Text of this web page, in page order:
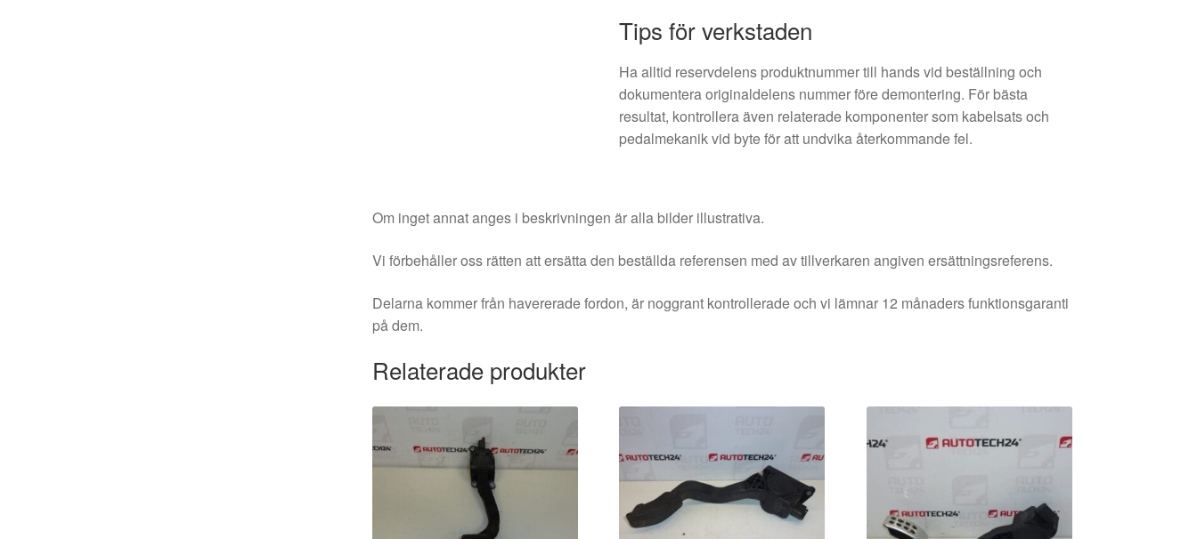
Tips för verkstaden
Ha alltid reservdelens produktnummer till hands vid beställning och
dokumentera originaldelens nummer före demontering. För bästa
resultat, kontrollera även relaterade komponenter som kabelsats och
pedalmekanik vid byte för att undvika återkommande fel.
Om inget annat anges i beskrivningen är alla bilder illustrativa.
Vi förbehåller oss rätten att ersätta den beställda referensen med av tillverkaren angiven ersättningsreferens.
Delarna kommer från havererade fordon, är noggrant kontrollerade och vi lämnar 12 månaders funktionsgaranti
på dem.
Relaterade produkter